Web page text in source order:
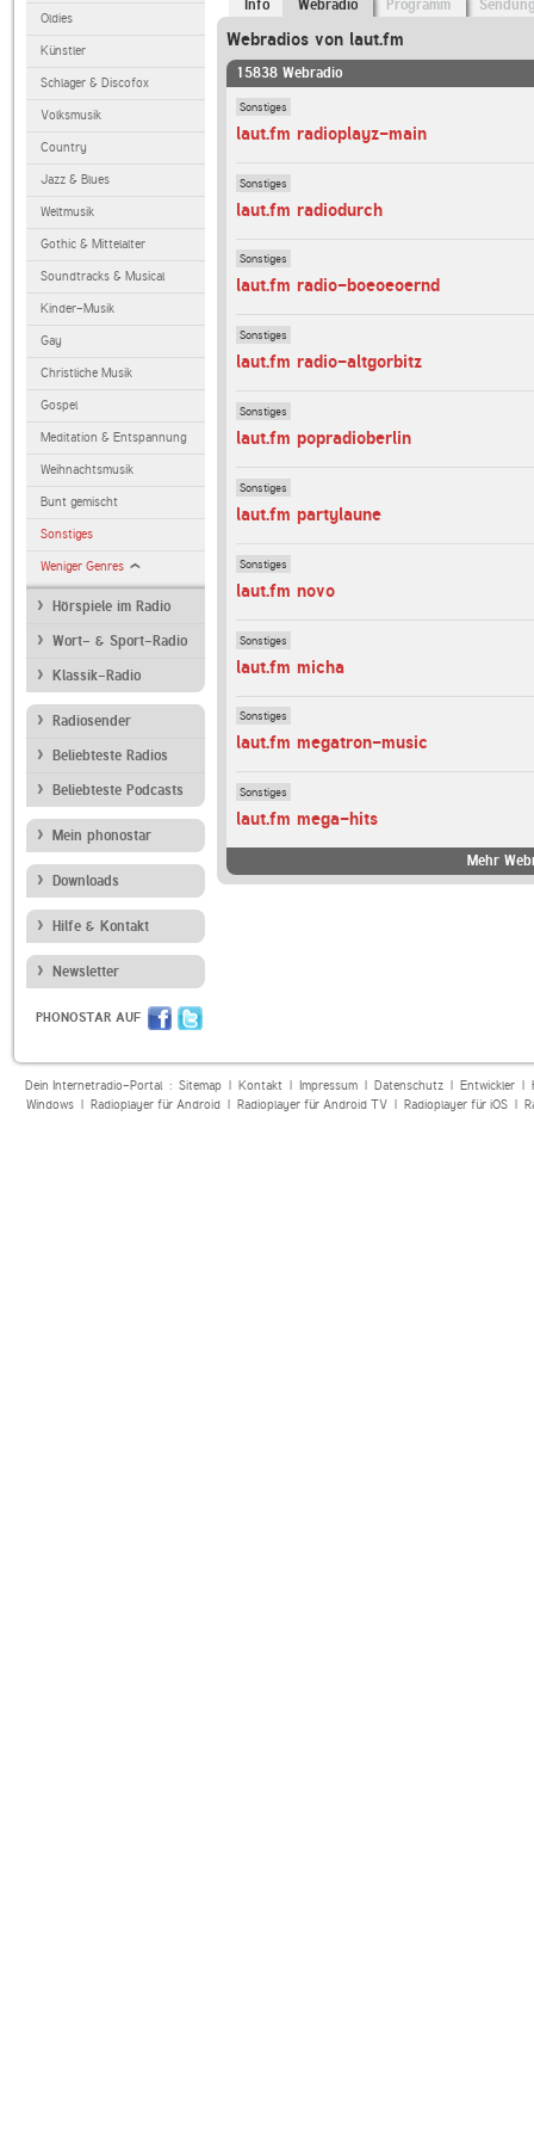
Oldies
Künstler
Schlager & Discofox
Volksmusik
Country
Jazz & Blues
Weltmusik
Gothic & Mittelalter
Soundtracks & Musical
Kinder-Musik
Gay
Christliche Musik
Gospel
Meditation & Entspannung
Weihnachtsmusik
Bunt gemischt
Sonstiges
Weniger Genres
Hörspiele im Radio
Wort- & Sport-Radio
Klassik-Radio
Radiosender
Beliebteste Radios
Beliebteste Podcasts
Mein phonostar
Downloads
Hilfe & Kontakt
Newsletter
PHONOSTAR AUF
Info Webradio Programm
Webradios von laut.fm
15838 Webradio
Sonstiges
laut.fm radioplayz-main
Sonstiges
laut.fm radiodurch
Sonstiges
laut.fm radio-boeoeoernd
Sonstiges
laut.fm radio-altgorbitz
Sonstiges
laut.fm popradioberlin
Sonstiges
laut.fm partylaune
Sonstiges
laut.fm novo
Sonstiges
laut.fm micha
Sonstiges
laut.fm megatron-music
Sonstiges
laut.fm mega-hits
Mehr
Dein Internetradio-Portal : Sitemap| Kontakt| Impressum| Datenschutz| Entwickler|
Windows| Radioplayer für Android| Radioplayer für Android TV| Radioplayer für iOS|